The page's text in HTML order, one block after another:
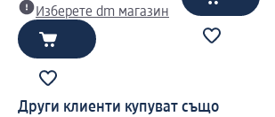
Изберете dm магазин
Други клиенти купуват също